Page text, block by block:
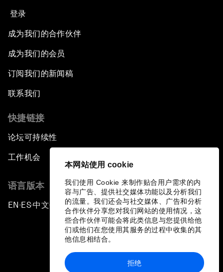
本网站使用 cookie
我们使用 Cookie 来制作贴合用户需求的内
容与广告、提供社交媒体功能以及分析我们
的流量。我们还会与社交媒体、广告和分析
合作伙伴分享您对我们网站的使用情况，这
些合作伙伴可能会将此类信息与您提供给他
们或他们在您使用其服务的过程中收集的其
他信息相结合。
拒绝
登录
成为我们的合作伙伴
成为我们的会员
订阅我们的新闻稿
联系我们
快捷链接
论坛可持续性
工作机会
语言版本
EN ▪ES▪中文▪ 日本語